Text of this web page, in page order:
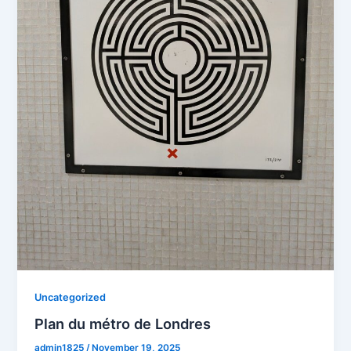
Uncategorized
Plan du métro de Londres
admin1825/ November 19, 2025